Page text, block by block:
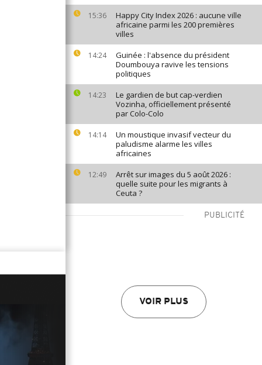
15:36
Happy City Index 2026 : aucune ville
africaine parmi les 200 premières
villes
14:24
Guinée : l'absence du président
Doumbouya ravive les tensions
politiques
14:23
Le gardien de but cap-verdien
Vozinha, officiellement présenté
par Colo-Colo
14:14
Un moustique invasif vecteur du
paludisme alarme les villes
africaines
12:49
Arrêt sur images du 5 août 2026 :
quelle suite pour les migrants à
Ceuta ?
PUBLICITÉ
VOIR PLUS